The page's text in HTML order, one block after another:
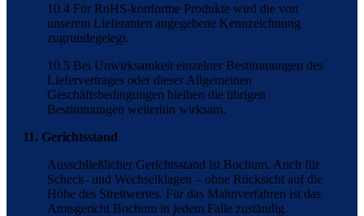
10.4 Für RoHS-konforme Produkte wird die von
unserem Lieferanten angegebene Kennzeichnung
zugrundegelegt.
10.5 Bei Unwirksamkeit einzelner Bestimmungen des
Liefervertrages oder dieser Allgemeinen
Geschäftsbedingungen bleiben die übrigen
Bestimmungen weiterhin wirksam.
11. Gerichtsstand
Ausschließlicher Gerichtsstand ist Bochum. Auch für
Scheck- und Wechselklagen – ohne Rücksicht auf die
Höhe des Streitwertes. Für das Mahnverfahren ist das
Amtsgericht Bochum in jedem Falle zuständig.